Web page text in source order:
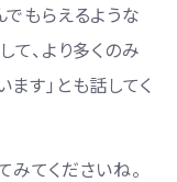
もらえるような
て、より多くのみ
す」とも話してく
てくださいね。